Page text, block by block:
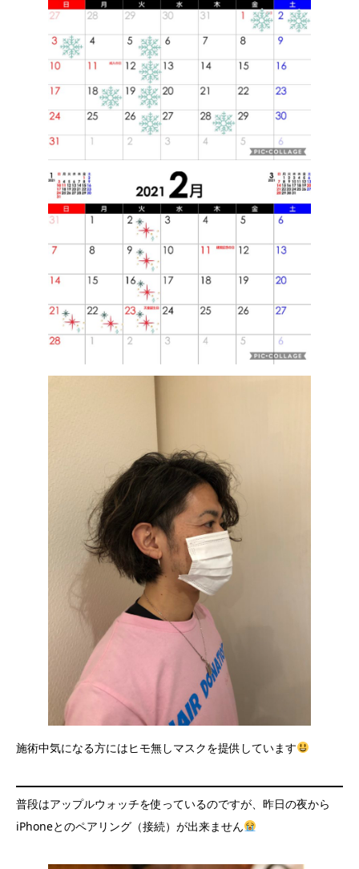
施術中気になる方にはヒモ無しマスクを提供しています
普段はアップルウォッチを使っているのですが、昨日の夜から
iPhoneとのペアリング（接続）が出来ません